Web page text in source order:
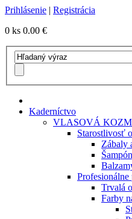
Prihlásenie | Registrácia
0 ks 0.00 €
Kaderníctvo
VLASOVÁ
Starostlivosť
Zábaly
Trvalá
Farby